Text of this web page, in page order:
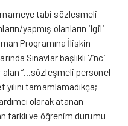
tabi sözleşmeli
yapmış olanların ilgili
Programına İlişkin
Sınavlar başlıklı 7’nci
alan “…sözleşmeli personel
tamamlamadıkça;
olarak atanan
farklı ve öğrenim durumu